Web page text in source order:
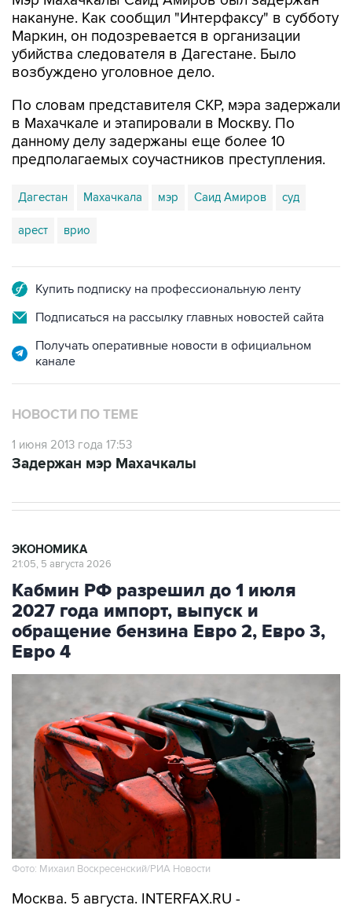
накануне. Как сообщил "Интерфаксу" в субботу
Маркин, он подозревается в организации
убийства следователя в Дагестане. Было
возбуждено уголовное дело.
По словам представителя СКР, мэра задержали
в Махачкале и этапировали в Москву. По
данному делу задержаны еще более 10
предполагаемых соучастников преступления.
Дагестан Махачкала мэр Саид Амиров суд
арест врио
Купить подписку на профессиональную ленту
Подписаться на рассылку главных новостей сайта
Получать оперативные новости в официальном
канале
НОВОСТИ ПО ТЕМЕ
1 июня 2013 года 17:53
Задержан мэр Махачкалы
ЭКОНОМИКА
21:05, 5 августа 2026
Кабмин РФ разрешил до 1 июля
2027 года импорт, выпуск и
обращение бензина Евро 2, Евро 3,
Евро 4
Фото: Михаил Воскресенский/РИА Новости
Москва. 5 августа. INTERFAX.RU -